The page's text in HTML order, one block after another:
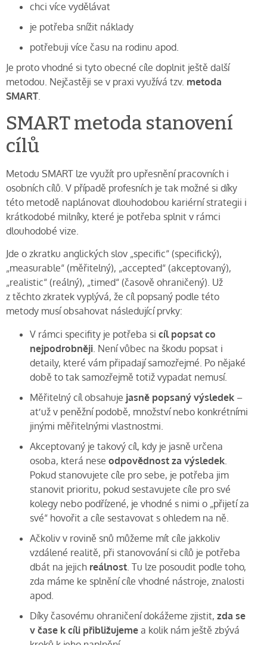
chci více vydělávat
je potřeba snížit náklady
potřebuji více času na rodinu apod.
Je proto vhodné si tyto obecné cíle doplnit ještě další
metodou. Nejčastěji se v praxi využívá tzv. metoda
SMART
SMART metoda stanovení
cílů
Metodu SMART lze využít pro upřesnění pracovních i
osobních cílů. V případě profesních je tak možné si díky
této metodě naplánovat dlouhodobou kariérní strategii i
krátkodobé milníky, které je potřeba splnit v rámci
dlouhodobé vize.
Jde o zkratku anglických slov „specific“ (specifický),
„measurable“ (měřitelný), „accepted“ (akceptovaný),
„realistic“ (reálný), „timed“ (časově ohraničený). Už
z těchto zkratek vyplývá, že cíl popsaný podle této
metody musí obsahovat následující prvky:
V rámci specifity je potřeba si cíl popsat co
nejpodrobněji . Není vůbec na škodu popsat i
detaily, které vám připadají samozřejmé. Po nějaké
době to tak samozřejmě totiž vypadat nemusí.
Měřitelný cíl obsahuje jasně popsaný výsledek –
ať už v peněžní podobě, množství nebo konkrétními
jinými měřitelnými vlastnostmi.
Akceptovaný je takový cíl, kdy je jasně určena
osoba, která nese odpovědnost za výsledek
Pokud stanovujete cíle pro sebe, je potřeba jim
stanovit prioritu, pokud sestavujete cíle pro své
kolegy nebo podřízené, je vhodné s nimi o „přijetí za
své“ hovořit a cíle sestavovat s ohledem na ně.
Ačkoliv v rovině snů můžeme mít cíle jakkoliv
vzdálené realitě, při stanovování si cílů je potřeba
dbát na jejich reálnost . Tu lze posoudit podle toho,
zda máme ke splnění cíle vhodné nástroje, znalosti
apod.
Díky časovému ohraničení dokážeme zjistit, zda se
v čase k cíli přibližujeme a kolik nám ještě zbývá